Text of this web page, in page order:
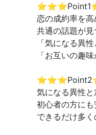
恋の成約率を
共通の話題が
「気になる異
「お互いの趣
気になる異性
初心者の方に
できるだけ多